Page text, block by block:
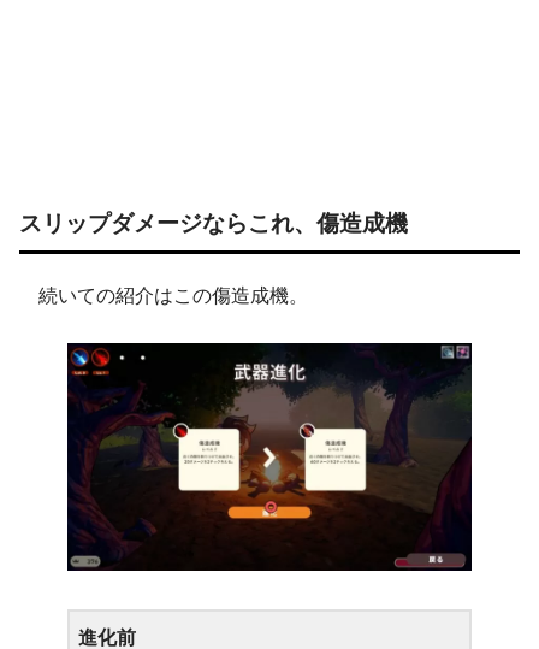
スリップダメージならこれ、傷造成機
続いての紹介はこの傷造成機。
進化前